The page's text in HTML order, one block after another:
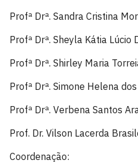
Profª Drª. Sandra Cristina
Profª Drª. Sheyla Kátia Lúcio
Profª Drª. Shirley Maria
Profª Drª. Simone Helena
Profª Drª. Verbena Santos
Prof. Dr. Vilson Lacerda
Coordenação: